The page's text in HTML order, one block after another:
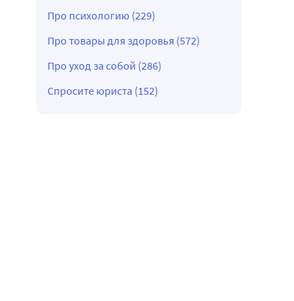
Про психологию (229)
Про товары для здоровья (572)
Про уход за собой (286)
Спросите юриста (152)